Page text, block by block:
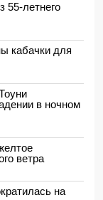
55-летнего
кабачки для
в ночном
ветра
на